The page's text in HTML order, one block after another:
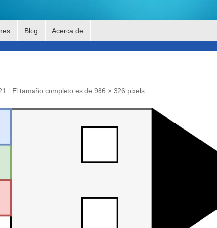
Blog Acerca de
El tamaño completo es de986 × 326 pixels